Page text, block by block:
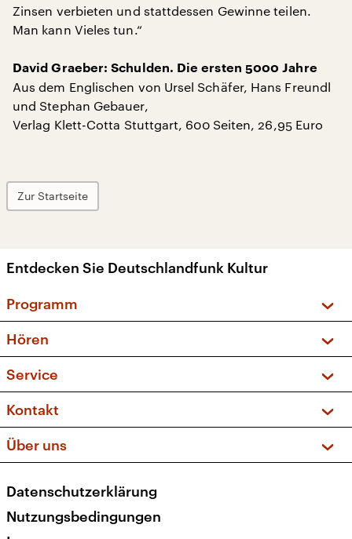
Zinsen verbieten und stattdessen Gewinne teilen.
Man kann Vieles tun.“
David Graeber: Schulden. Die ersten 5000 Jahre
Aus dem Englischen von Ursel Schäfer, Hans Freundl
und Stephan Gebauer,
Verlag Klett-Cotta Stuttgart, 600 Seiten, 26,95 Euro
Zur Startseite
Entdecken Sie Deutschlandfunk Kultur
Programm
Sendungen und Podcasts
Musikliste
Kakadu – Das Kinderprogramm
Hören
Frequenzen (UKW + DAB+)
Service
FAQ
Apps
Newsletter
Veranstaltungen
Kontakt
Social Media
Über uns
Presse
Karriere
Datenschutzerklärung
Nutzungsbedingungen